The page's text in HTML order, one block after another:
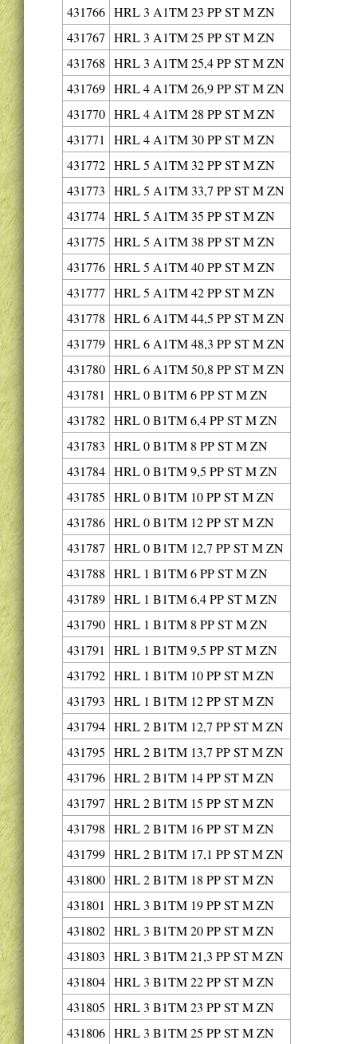
431766 HRL 3 A1TM 23 PP ST M ZN
431767 HRL 3 A1TM 25 PP ST M ZN
431768 HRL 3 A1TM 25,4 PP ST M ZN
431769 HRL 4 A1TM 26,9 PP ST M ZN
431770 HRL 4 A1TM 28 PP ST M ZN
431771
HRL 4 A1TM 30 PP ST M ZN
431772 HRL 5 A1TM 32 PP ST M ZN
431773 HRL 5 A1TM 33,7 PP ST M ZN
431774 HRL 5 A1TM 35 PP ST M ZN
431775 HRL 5 A1TM 38 PP ST M ZN
431776 HRL 5 A1TM 40 PP ST M ZN
431777 HRL 5 A1TM 42 PP ST M ZN
431778 HRL 6 A1TM 44,5 PP ST M ZN
431779 HRL 6 A1TM 48,3 PP ST M ZN
431780 HRL 6 A1TM 50,8 PP ST M ZN
431781
HRL 0 B1TM 6 PP ST M ZN
431782 HRL 0 B1TM 6,4 PP ST M ZN
431783 HRL 0 B1TM 8 PP ST M ZN
431784 HRL 0 B1TM 9,5 PP ST M ZN
431785 HRL 0 B1TM 10 PP ST M ZN
431786 HRL 0 B1TM 12 PP ST M ZN
431787 HRL 0 B1TM 12,7 PP ST M ZN
431788 HRL 1 B1TM 6 PP ST M ZN
431789 HRL 1 B1TM 6,4 PP ST M ZN
431790 HRL 1 B1TM 8 PP ST M ZN
431791
HRL 1 B1TM 9,5 PP ST M ZN
431792 HRL 1 B1TM 10 PP ST M ZN
431793 HRL 1 B1TM 12 PP ST M ZN
431794 HRL 2 B1TM 12,7 PP ST M ZN
431795 HRL 2 B1TM 13,7 PP ST M ZN
431796 HRL 2 B1TM 14 PP ST M ZN
431797 HRL 2 B1TM 15 PP ST M ZN
431798 HRL 2 B1TM 16 PP ST M ZN
431799 HRL 2 B1TM 17,1 PP ST M ZN
431800 HRL 2 B1TM 18 PP ST M ZN
431801
HRL 3 B1TM 19 PP ST M ZN
431802 HRL 3 B1TM 20 PP ST M ZN
431803 HRL 3 B1TM 21,3 PP ST M ZN
431804 HRL 3 B1TM 22 PP ST M ZN
431805 HRL 3 B1TM 23 PP ST M ZN
431806 HRL 3 B1TM 25 PP ST M ZN